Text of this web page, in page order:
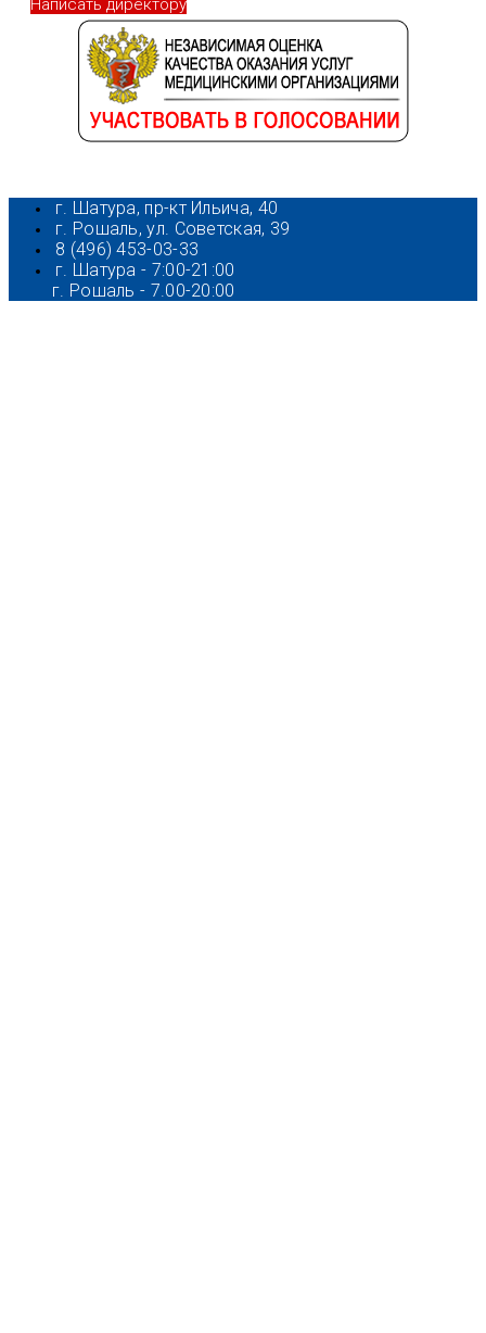
Написать директору
г. Шатура, пр-кт Ильича, 40
г. Рошаль, ул. Советская, 39
8 (496) 453-03-33
г. Шатура - 7:00-21:00
г. Рошаль - 7.00-20:00